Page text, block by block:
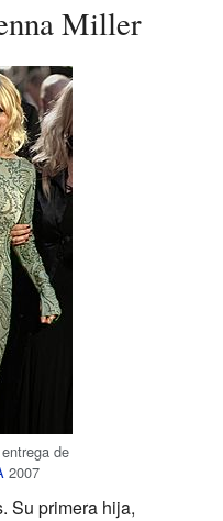
Miller
de
2007
Su primera hija,